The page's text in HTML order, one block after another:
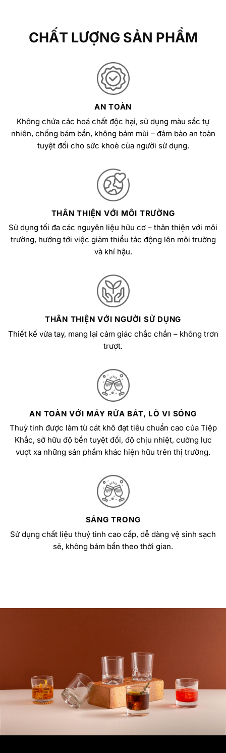
CHẤT LƯỢNG SẢN PHẨM
AN TOÀN
Không chứa các hoá chất độc hại, sử dụng màu sắc tự
nhiên, chống bám bẩn, không bám mùi – đảm bảo an toàn
tuyệt đối cho sức khoẻ của người sử dụng.
THÂN THIỆN VỚI MÔI TRƯỜNG
Sử dụng tối đa các nguyên liệu hữu cơ – thân thiện với môi
trường, hướng tới việc giảm thiểu tác động lên môi trường
và khí hậu.
THÂN THIỆN VỚI NGƯỜI SỬ DỤNG
Thiết kế vừa tay, mang lại cảm giác chắc chắn – không trơn
trượt.
AN TOÀN VỚI MÁY RỬA BÁT, LÒ VI SÓNG
Thuỷ tinh được làm từ cát khô đạt tiêu chuẩn cao của Tiệp
Khắc, sở hữu độ bền tuyệt đối, độ chịu nhiệt, cường lực
vượt xa những sản phẩm khác hiện hữu trên thị trường.
SÁNG TRONG
Sử dụng chất liệu thuỷ tinh cao cấp, dễ dàng vệ sinh sạch
sẽ, không bám bẩn theo thời gian.